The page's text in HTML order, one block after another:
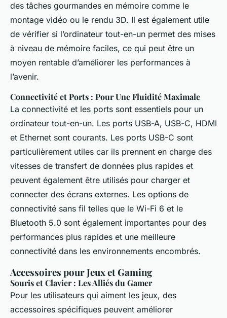
des tâches gourmandes en mémoire comme le
montage vidéo ou le rendu 3D. Il est également utile
de vérifier si l’ordinateur tout-en-un permet des mises
à niveau de mémoire faciles, ce qui peut être un
moyen rentable d’améliorer les performances à
l’avenir.
Connectivité et Ports : Pour Une Fluidité Maximale
La connectivité et les ports sont essentiels pour un
ordinateur tout-en-un. Les ports USB-A, USB-C, HDMI
et Ethernet sont courants. Les ports USB-C sont
particulièrement utiles car ils prennent en charge des
vitesses de transfert de données plus rapides et
peuvent également être utilisés pour charger et
connecter des écrans externes. Les options de
connectivité sans fil telles que le Wi-Fi 6 et le
Bluetooth 5.0 sont également importantes pour des
performances plus rapides et une meilleure
connectivité dans les environnements encombrés.
Accessoires pour Jeux et Gaming
Souris et Clavier : Les Alliés du Gamer
Pour les utilisateurs qui aiment les jeux, des
accessoires spécifiques peuvent améliorer